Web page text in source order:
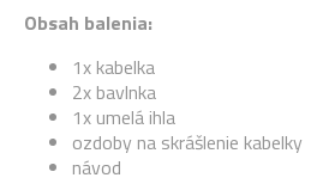
Obsah balenia:
1x kabelka
2x bavlnka
1x umelá ihla
ozdoby na skrášlenie kabelky
návod